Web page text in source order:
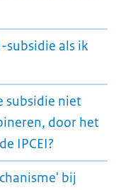
subsidie als ik
subsidie niet
door het
IPCEI?
bij